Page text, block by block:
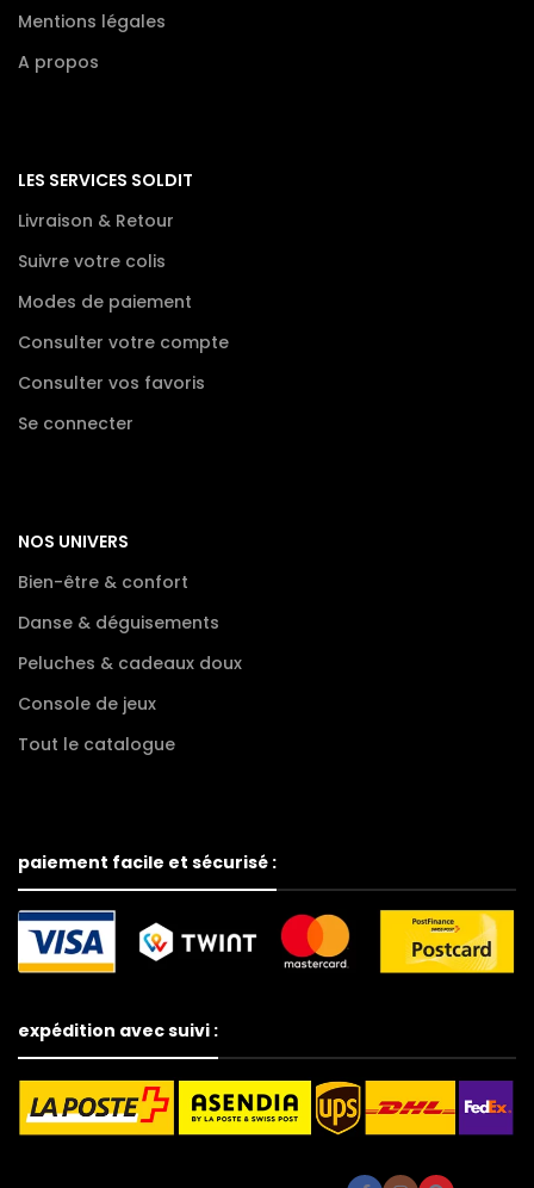
Mentions légales
A propos
LES SERVICES SOLDIT
Livraison & Retour
Suivre votre colis
Modes de paiement
Consulter votre compte
Consulter vos favoris
Se connecter
NOS UNIVERS
Bien-être & confort
Danse & déguisements
Peluches & cadeaux doux
Console de jeux
Tout le catalogue
paiement facile et sécurisé :
expédition avec suivi :